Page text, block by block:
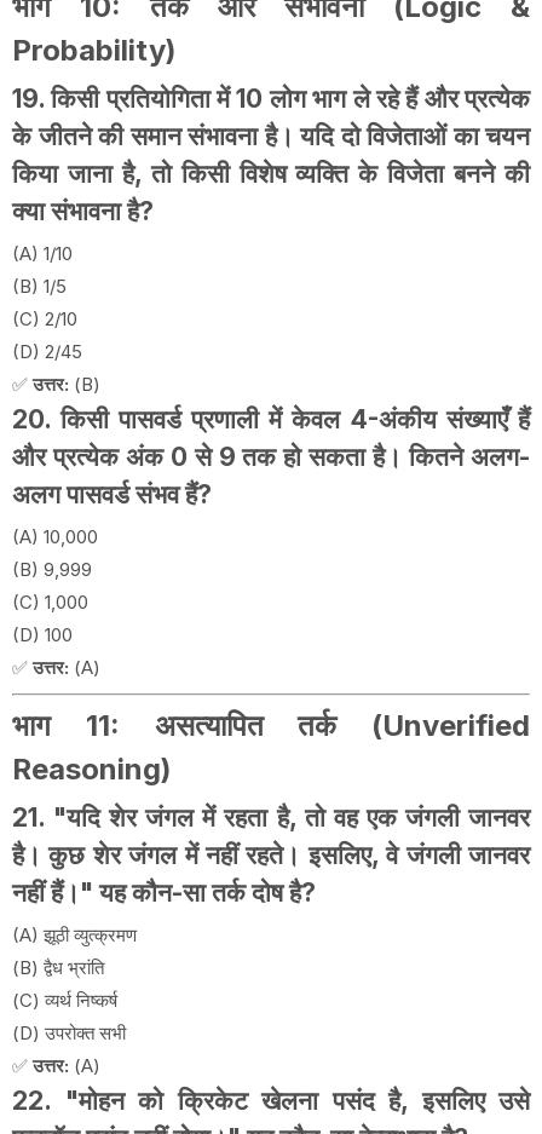
Probability)
19. किसी प्रतियोगिता में 10 लोग भाग ले रहे हैं और प्रत्येक
के जीतने की समान संभावना है। यदि दो विजेताओं का चयन
किया जाना है, तो किसी विशेष व्यक्ति के विजेता बनने की
क्या संभावना है?
(A) 1/10
(B) 1/5
(C) 2/10
(D) 2/45
✅उत्तर: (B)
20. किसी पासवर्ड प्रणाली में केवल 4-अंकीय संख्याएँ हैं
और प्रत्येक अंक 0 से 9 तक हो सकता है। कितने अलग-
अलग पासवर्ड संभव हैं?
(A) 10,000
(B) 9,999
(C) 1,000
(D) 100
✅उत्तर: (A)
भाग 11: असत्यापित तर्क (Unverified
Reasoning)
21. "यदि शेर जंगल में रहता है, तो वह एक जंगली जानवर
है। कुछ शेर जंगल में नहीं रहते। इसलिए, वे जंगली जानवर
नहीं हैं।" यह कौन-सा तर्क दोष है?
(A) झूठी व्युत्क्रमण
(B) द्वैध भ्रांति
(C) व्यर्थ निष्कर्ष
(D) उपरोक्त सभी
✅उत्तर: (A)
22. "मोहन को क्रिकेट खेलना पसंद है, इसलिए उसे